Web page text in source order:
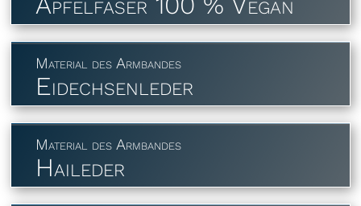
Material des Armbandes
Eidechsenleder
Material des Armbandes
Haileder